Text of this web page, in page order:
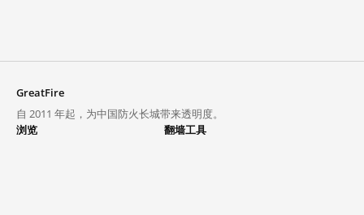
GreatFire
自 2011 年起，为中国防火长城带来透明度。
浏览
翻墙工具